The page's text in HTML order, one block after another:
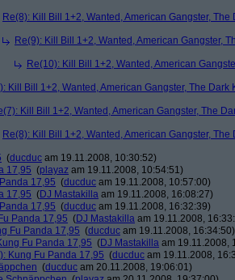
Re(8): Kill Bill 1+2, Wanted, American Gangster, The
Re(9): Kill Bill 1+2, Wanted, American Gangster,
Re(10): Kill Bill 1+2, Wanted, American
Kill Bill 1+2, Wanted, American Gangster, The Dark
Kill Bill 1+2, Wanted, American Gangster, The
Re(8): Kill Bill 1+2, Wanted, American Gangster, The
(ducduc am 19.11.2008, 10:30:52)
17,95 (playaz am 19.11.2008, 10:54:51)
17,95 (ducduc am 19.11.2008, 10:57:00)
17,95 (DJ Mastakilla am 19.11.2008, 16:08:27)
17,95 (ducduc am 19.11.2008, 16:32:39)
Panda 17,95 (DJ Mastakilla am 19.11.2008,
Fu Panda 17,95 (ducduc am 19.11.2008, 16:34:50)
Fu Panda 17,95 (DJ Mastakilla am 19.11.2008,
Kung Fu Panda 17,95 (ducduc am 19.11.2008,
(ducduc am 20.11.2008, 19:06:01)